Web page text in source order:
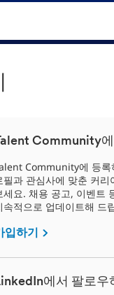
Community
Community에 등록
필과 관심사에 맞춘 커리
세요. 채용 공고, 이벤트
속적으로 업데이트해 드
입하기
에서 팔로우